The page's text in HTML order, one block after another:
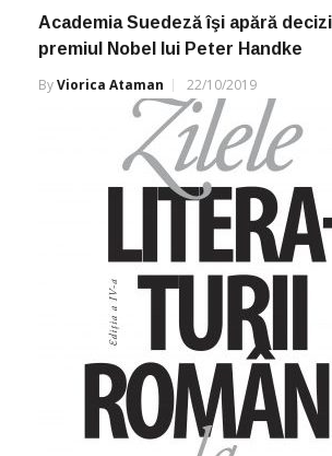
Academia Suedeză îşi apără
premiul Nobel lui Peter Handke
ByViorica Ataman 22/10/2019